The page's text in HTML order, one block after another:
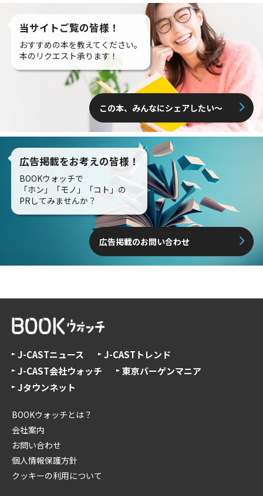
当サイトご覧の皆様！
おすすめの本を教えてください。
本のリクエスト承ります！
この本、みんなにシェアしたい〜
広告掲載をお考えの皆様！
BOOKウォッチで
「ホン」「モノ」「コト」の
PRしてみませんか？
広告掲載のお問い合わせ
J-CASTニュース
J-CASTトレンド
J-CAST会社ウォッチ
東京バーゲンマニア
Jタウンネット
BOOKウォッチとは？
会社案内
お問い合わせ
個人情報保護方針
クッキーの利用について